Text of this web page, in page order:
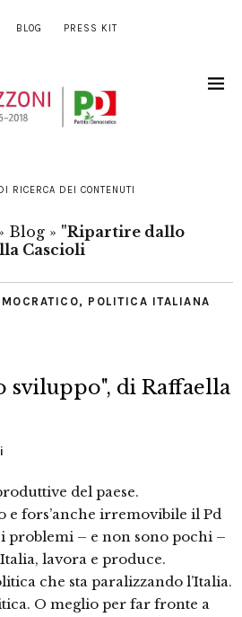
BLOG PRESS KIT
RICERCA DEI CONTENUTI
Blog » "Ripartire dallo
Cascioli
, POLITICA ITALIANA
sviluppo", di Raffaella
del paese.
fors’anche irremovibile il Pd
problemi – e non sono pochi –
lavora e produce.
che sta paralizzando l’Italia.
O meglio per far fronte a